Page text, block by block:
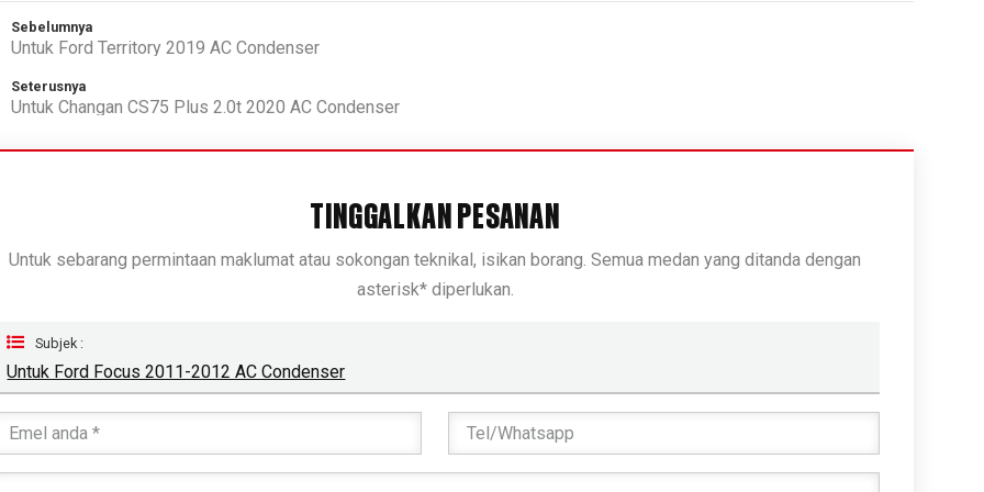
Sebelumnya
Untuk Ford Territory 2019 AC Condenser
Seterusnya
Untuk Changan CS75 Plus 2.0t 2020 AC Condenser
TINGGALKAN PESANAN
Untuk sebarang permintaan maklumat atau sokongan teknikal, isikan borang. Semua medan yang ditanda dengan
asterisk* diperlukan.
Subjek :
Untuk Ford Focus 2011-2012 AC Condenser